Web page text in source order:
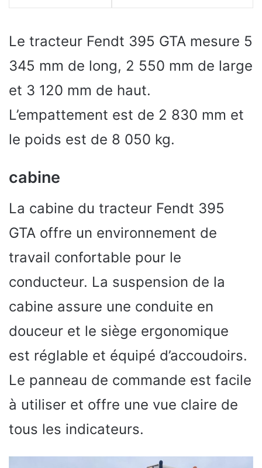
Le tracteur Fendt 395 GTA mesure 5
345 mm de long, 2 550 mm de large
et 3 120 mm de haut.
L’empattement est de 2 830 mm et
le poids est de 8 050 kg.
cabine
La cabine du tracteur Fendt 395
GTA offre un environnement de
travail confortable pour le
conducteur. La suspension de la
cabine assure une conduite en
douceur et le siège ergonomique
est réglable et équipé d’accoudoirs.
Le panneau de commande est facile
à utiliser et offre une vue claire de
tous les indicateurs.